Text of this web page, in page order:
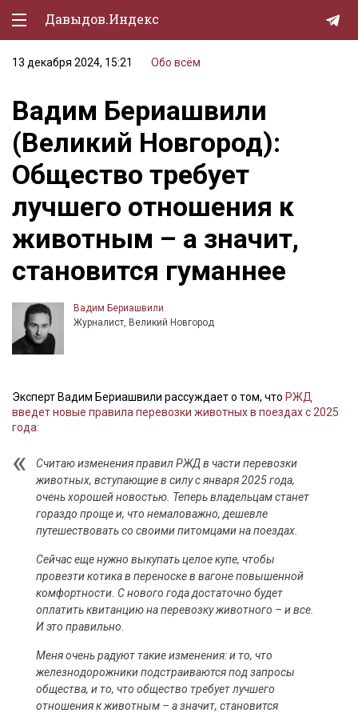
Давыдов.Индекс
Политическая жизнь
Экономика
Природа
Образование
Спорт
Культура
Lifestyle
Мурзилка
13 декабря 2024, 15:21 Обо всём
Вадим Бериашвили
(Великий Новгород):
Общество требует
лучшего отношения к
животным – а значит,
становится гуманнее
Вадим Бериашвили
Журналист, Великий Новгород
Эксперт Вадим Бериашвили рассуждает о том, что РЖД
введет новые правила перевозки животных в поездах с 2025
года:
Считаю изменения правил РЖД в части перевозки
животных, вступающие в силу с января 2025 года,
очень хорошей новостью. Теперь владельцам станет
гораздо проще и, что немаловажно, дешевле
путешествовать со своими питомцами на поездах.
Сейчас еще нужно выкупать целое купе, чтобы
провезти котика в переноске в вагоне повышенной
комфортности. С нового года достаточно будет
оплатить квитанцию на перевозку животного – и все.
И это правильно.
Меня очень радуют такие изменения: и то, что
железнодорожники подстраиваются под запросы
общества, и то, что общество требует лучшего
отношения к животным – а значит, становится